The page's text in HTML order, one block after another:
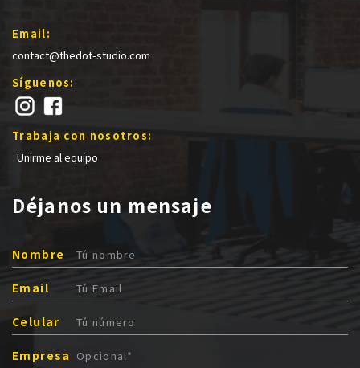
Email:
contact@thedot-studio.com
Síguenos:
Trabaja con nosotros:
Unirme al equipo
Déjanos un mensaje
Nombre
Email
Celular
Empresa